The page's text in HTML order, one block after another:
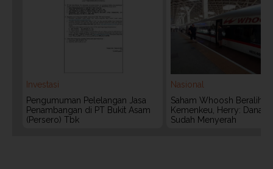
Investasi
Pengumuman Pelelangan Jasa
Penambangan di PT Bukit Asam
(Persero) Tbk
Nasional
Saham Whoosh Beralih
Kemenkeu, Herry:
Sudah Menyerah